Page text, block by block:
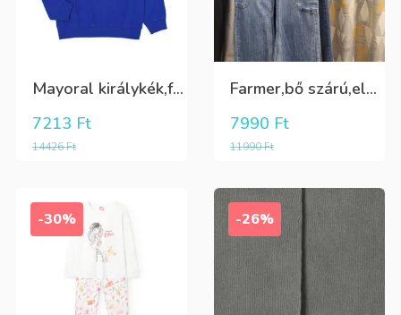
Mayoral királykék,fehér galléros hosszú ujjú póló Tini fiúknak
14426Ft
7213 Ft
Farmer,bő szárú,elöl és oldalt zsebes lány nadrág
11990Ft
7990 Ft
-30% -26%